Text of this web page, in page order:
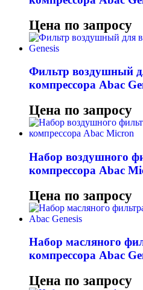
Цена по запросу
Фильтр воздушный
компрессора Abac
Цена по запросу
Набор воздушного
компрессора Abac
Цена по запросу
Набор масляного
компрессора Abac
Цена по запросу